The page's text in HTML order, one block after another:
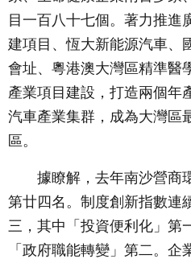
目一百八十七個。著力推進
建項目、恆大新能源汽車、
會址、粵港澳大灣區精準醫
產業項目建設，打造兩個年
汽車產業集群，成為大灣區
區。
據瞭解，去年南沙營商
第廿四名。制度創新指數連
三，其中「投資便利化」第
「政府職能轉變」第二。